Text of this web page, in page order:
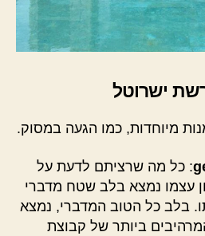
ישרוטל
מיוחדות, כמו הגעה במסוק.
: כל מה שרציתם לדעת על
עצמו נמצא בלב שטח מדברי
בלב כל הטוב המדברי, נמצא
ביותר של קבוצת